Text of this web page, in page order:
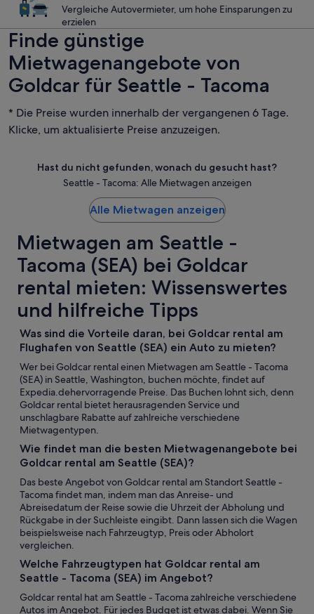
Vergleiche Autovermieter, um hohe Einsparungen zu
erzielen
Finde günstige
Mietwagenangebote von
Goldcar für Seattle - Tacoma
* Die Preise wurden innerhalb der vergangenen 6 Tage.
Klicke, um aktualisierte Preise anzuzeigen.
Hast du nicht gefunden, wonach du gesucht hast?
Seattle - Tacoma: Alle Mietwagen anzeigen
Alle Mietwagen anzeigen
Mietwagen am Seattle -
Tacoma (SEA) bei Goldcar
rental mieten: Wissenswertes
und hilfreiche Tipps
Was sind die Vorteile daran, bei Goldcar rental am
Flughafen von Seattle (SEA) ein Auto zu mieten?
Wer bei Goldcar rental einen Mietwagen am Seattle - Tacoma
(SEA) in Seattle, Washington, buchen möchte, findet auf
Expedia.dehervorragende Preise. Das Buchen lohnt sich, denn
Goldcar rental bietet herausragenden Service und
unschlagbare Rabatte auf zahlreiche verschiedene
Mietwagentypen.
Wie findet man die besten Mietwagenangebote bei
Goldcar rental am Seattle (SEA)?
Das beste Angebot von Goldcar rental am Standort Seattle -
Tacoma findet man, indem man das Anreise- und
Abreisedatum der Reise sowie die Uhrzeit der Abholung und
Rückgabe in der Suchleiste eingibt. Dann lassen sich die Wagen
beispielsweise nach Fahrzeugtyp, Preis oder Abholort
vergleichen.
Welche Fahrzeugtypen hat Goldcar rental am
Seattle - Tacoma (SEA) im Angebot?
Goldcar rental hat am Seattle - Tacoma zahlreiche verschiedene
Autos im Angebot. Für jedes Budget ist etwas dabei. Wenn Sie